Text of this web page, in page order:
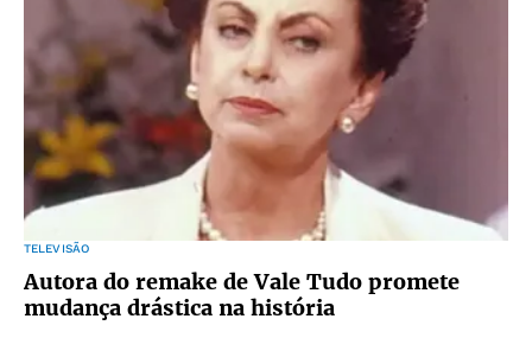
TELEVISÃO
Autora do remake de Vale Tudo promete
mudança drástica na história